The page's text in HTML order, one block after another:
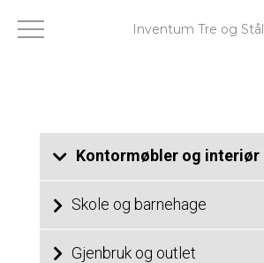
Kontormøbler og interiør
Skole og barnehage
Gjenbruk og outlet
Inventum Tre og Stål